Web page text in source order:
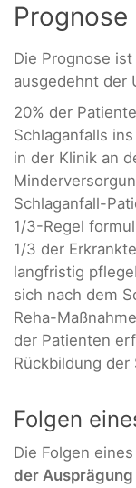
Die Prognose
ausgedehnt der
20% der
Schlaganfalls
in der Klinik an
Schlaganfall-
1/3-Regel
1/3 der
langfristig
sich nach dem
Reha-
der Patienten
Rückbildung der
Folgen
Die Folgen
der